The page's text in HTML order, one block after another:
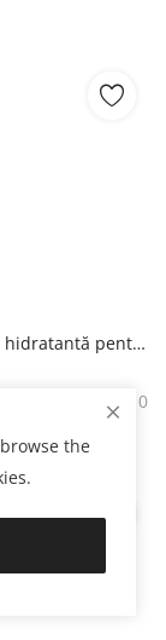
Mini Cremă hidratantă pentru picioare SABON
0
the